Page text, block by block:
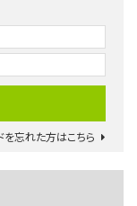
を忘れた方はこちら